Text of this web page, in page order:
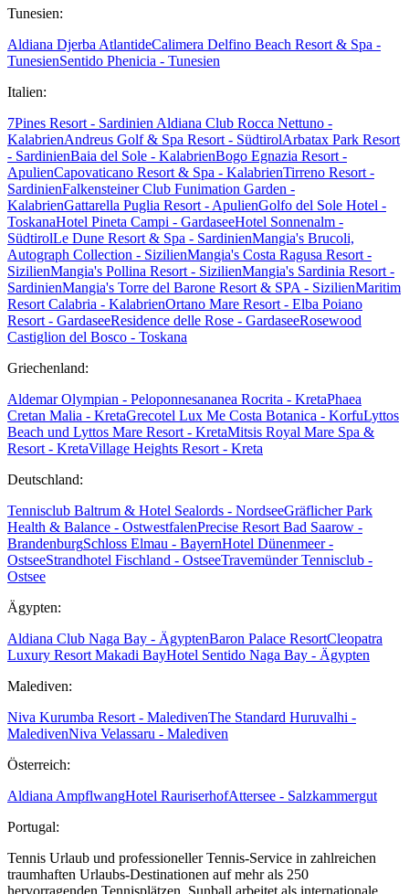
Tunesien:
Aldiana Djerba AtlantideCalimera Delfino Beach Resort & Spa -
TunesienSentido Phenicia - Tunesien
Italien:
7Pines Resort - Sardinien Aldiana Club Rocca Nettuno -
KalabrienAndreus Golf & Spa Resort - SüdtirolArbatax Park Resort
- SardinienBaia del Sole - KalabrienBogo Egnazia Resort -
ApulienCapovaticano Resort & Spa - KalabrienTirreno Resort -
SardinienFalkensteiner Club Funimation Garden -
KalabrienGattarella Puglia Resort - ApulienGolfo del Sole Hotel -
ToskanaHotel Pineta Campi - GardaseeHotel Sonnenalm -
SüdtirolLe Dune Resort & Spa - SardinienMangia's Brucoli,
Autograph Collection - SizilienMangia's Costa Ragusa Resort -
SizilienMangia's Pollina Resort - SizilienMangia's Sardinia Resort -
SardinienMangia's Torre del Barone Resort & SPA - SizilienMaritim
Resort Calabria - KalabrienOrtano Mare Resort - Elba Poiano
Resort - GardaseeResidence delle Rose - GardaseeRosewood
Castiglion del Bosco - Toskana
Griechenland:
Aldemar Olympian - Peloponnesananea Rocrita - KretaPhaea
Cretan Malia - KretaGrecotel Lux Me Costa Botanica - KorfuLyttos
Beach und Lyttos Mare Resort - KretaMitsis Royal Mare Spa &
Resort - KretaVillage Heights Resort - Kreta
Deutschland:
Tennisclub Baltrum & Hotel Sealords - NordseeGräflicher Park
Health & Balance - OstwestfalenPrecise Resort Bad Saarow -
BrandenburgSchloss Elmau - BayernHotel Dünenmeer -
OstseeStrandhotel Fischland - OstseeTravemünder Tennisclub -
Ostsee
Ägypten:
Aldiana Club Naga Bay - ÄgyptenBaron Palace ResortCleopatra
Luxury Resort Makadi BayHotel Sentido Naga Bay - Ägypten
Malediven:
Niva Kurumba Resort - MaledivenThe Standard Huruvalhi -
MaledivenNiva Velassaru - Malediven
Österreich:
Aldiana AmpflwangHotel RauriserhofAttersee - Salzkammergut
Portugal:
Tennis Urlaub und professioneller Tennis-Service in zahlreichen
traumhaften Urlaubs-Destinationen auf mehr als 250